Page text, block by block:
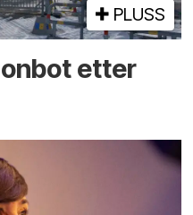
PLUSS
etter